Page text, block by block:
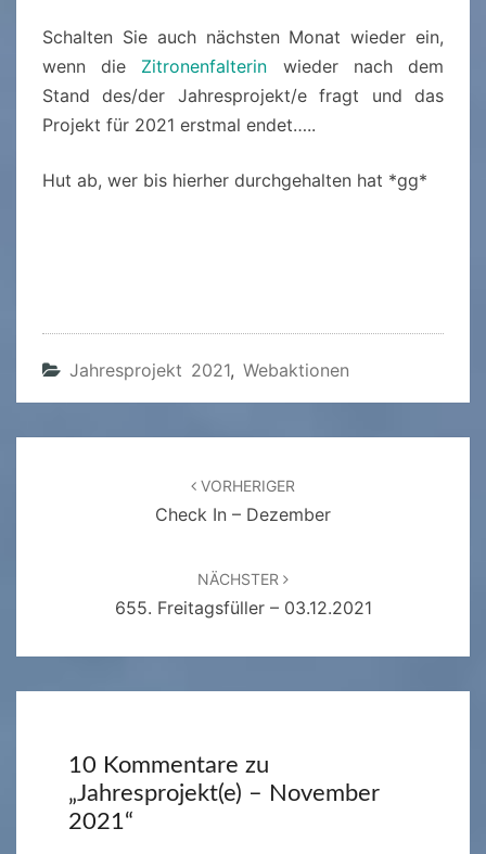
Schalten Sie auch nächsten Monat wieder ein,
wenn die Zitronenfalterin wieder nach dem
Stand des/der Jahresprojekt/e fragt und das
Projekt für 2021 erstmal endet…..
Hut ab, wer bis hierher durchgehalten hat *gg*
Jahresprojekt 2021, Webaktionen
VORHERIGER
Check In – Dezember
NÄCHSTER
655. Freitagsfüller – 03.12.2021
10 Kommentare zu
„Jahresprojekt(e) – November
2021“